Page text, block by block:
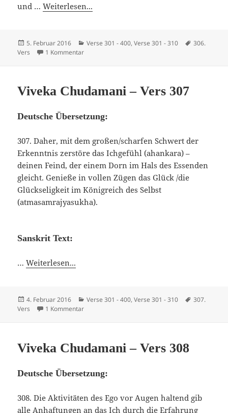
und …Weiterlesen...
Veröffentlicht
am
5. Februar 2016 Kategorien
Verse 301 - 400,Verse 301 - 310
306.
Vers
1 Kommentarzu Viveka Chudamani – Vers 306
Viveka Chudamani – Vers 307
Deutsche Übersetzung:
307. Daher, mit dem großen/scharfen Schwert der
Erkenntnis zerstöre das Ichgefühl (ahankara) –
deinen Feind, der einem Dorn im Hals des Essenden
gleicht. Genieße in vollen Zügen das Glück /die
Glückseligkeit im Königreich des Selbst
(atmasamrajyasukha).
Sanskrit Text:
…Weiterlesen...
Veröffentlicht
am
4. Februar 2016 Kategorien
Verse 301 - 400,Verse 301 - 310
307.
Vers
1 Kommentarzu Viveka Chudamani – Vers 307
Viveka Chudamani – Vers 308
Deutsche Übersetzung:
308. Die Aktivitäten des Ego vor Augen haltend gib
alle Anhaftungen an das Ich durch die Erfahrung